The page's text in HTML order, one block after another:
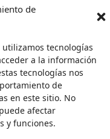
de
tecnologías
a la información
tecnologías nos
de
en este sitio. No
afectar
y funciones.
de Uso
sobre los